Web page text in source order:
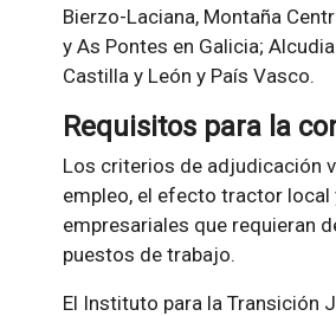
Bierzo-Laciana, Montaña
y As Pontes en Galicia;
Castilla y León y País Vasco.
Requisitos para la
Los criterios de adjudicación
empleo, el efecto tractor local
empresariales que requieran
puestos de trabajo.
El Instituto para la Transición